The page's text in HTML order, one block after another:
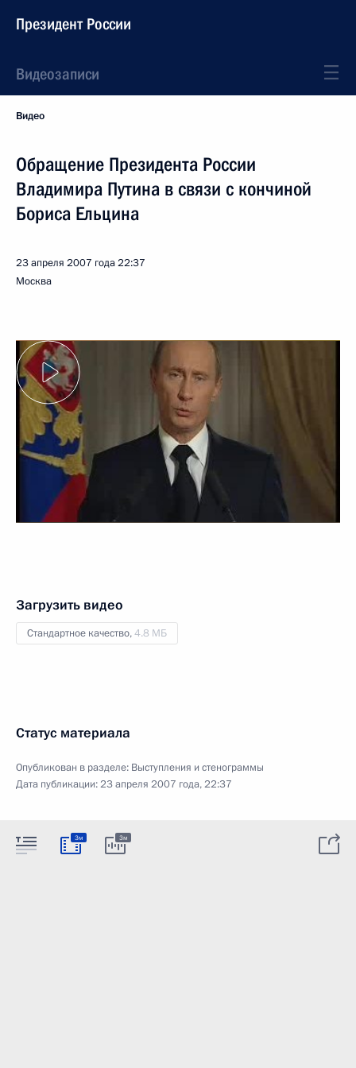
Президент России
Видеозаписи
Видео
Обращение Президента России
Владимира Путина в связи с кончиной
Бориса Ельцина
23 апреля 2007 года22:37
Москва
Загрузить видео
Стандартное качество,4.8 МБ
Статус материала
Опубликован в разделе: Выступления и стенограммы
Дата публикации:23 апреля 2007 года, 22:37
3м 3м